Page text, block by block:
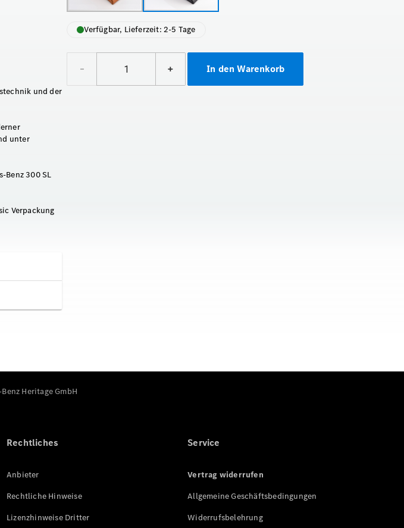
Verfügbar, Lieferzeit: 2-5 Tage
– + In den Warenkorb
und der
unter
Benz 300 SL
Verpackung
Heritage GmbH
Rechtliches
Anbieter
Rechtliche Hinweise
Lizenzhinweise Dritter
Service
Vertrag widerrufen
Allgemeine Geschäftsbedingungen
Widerrufsbelehrung